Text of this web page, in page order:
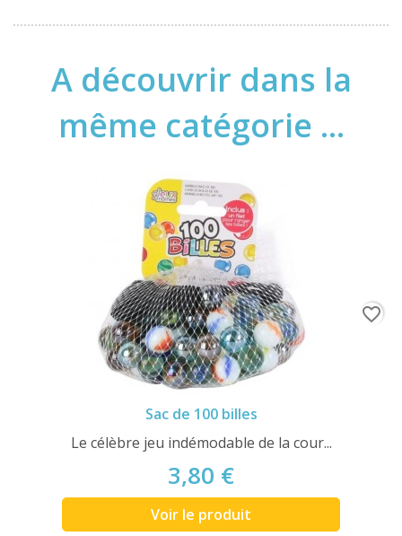
A découvrir dans la
même catégorie ...
Sac de 100 billes
Le célèbre jeu indémodable de la cour...
3,80 €
Voir le produit
favorite_border